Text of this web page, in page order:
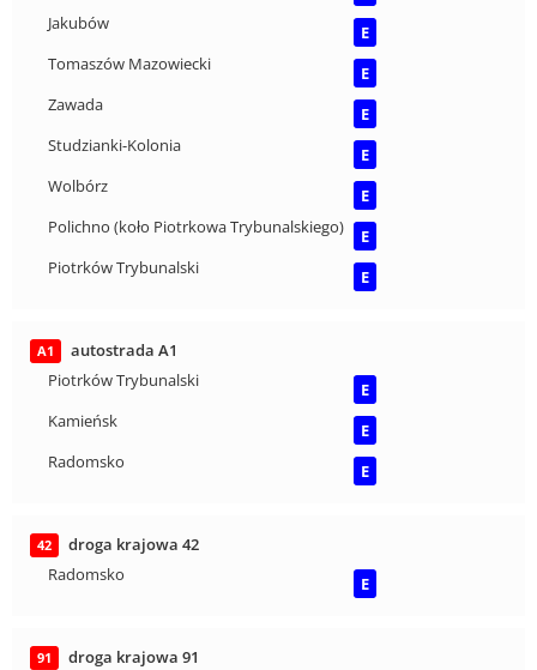
Jakubów
E
Tomaszów Mazowiecki
E
Zawada
E
Studzianki-Kolonia
E
Wolbórz
E
Polichno (koło Piotrkowa Trybunalskiego)
E
Piotrków Trybunalski
E
A1
autostrada A1
Piotrków Trybunalski
E
Kamieńsk
E
Radomsko
E
42
droga krajowa 42
Radomsko
E
91
droga krajowa 91